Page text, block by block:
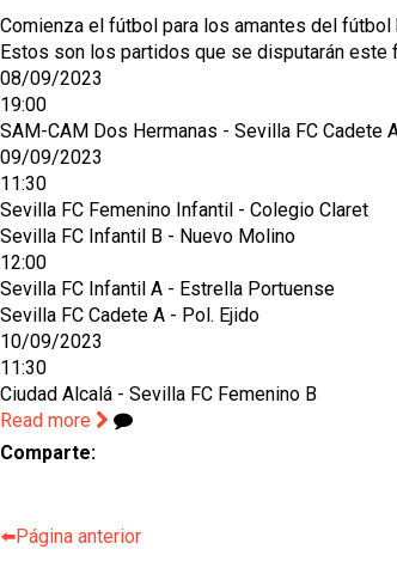
Comienza el fútbol para los amantes del
Estos son los partidos que se disputarán este
08/09/2023
19:00
SAM-CAM Dos Hermanas - Sevilla FC Cadete
09/09/2023
11:30
Sevilla FC Femenino Infantil - Colegio Claret
Sevilla FC Infantil B - Nuevo Molino
12:00
Sevilla FC Infantil A - Estrella Portuense
Sevilla FC Cadete A - Pol. Ejido
10/09/2023
11:30
Ciudad Alcalá - Sevilla FC Femenino B
Read more
Comparte:
⬅️Página anterior